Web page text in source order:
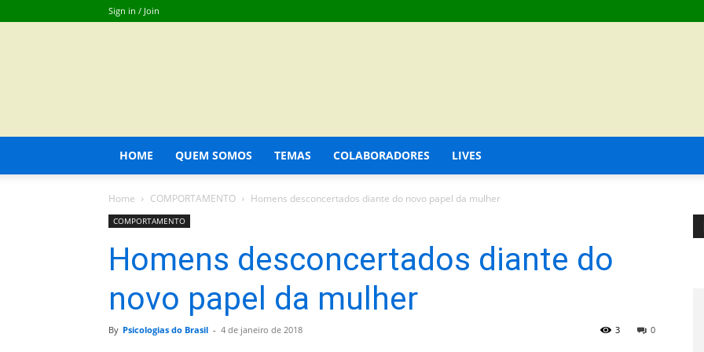
Sign in / Join
HOME QUEM SOMOS TEMAS COLABORADORES LIVES
Home COMPORTAMENTO Homens desconcertados diante do novo papel da mulher
COMPORTAMENTO
Homens desconcertados diante do
novo papel da mulher
By Psicologias do Brasil - 4 de janeiro de 2018 0
3